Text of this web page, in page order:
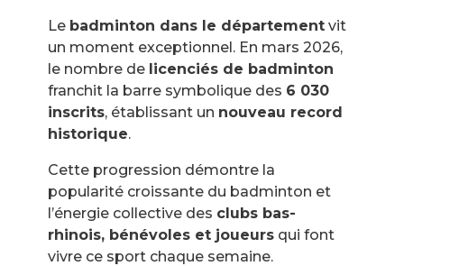
Le badminton dans le département vit
un moment exceptionnel. En mars 2026,
le nombre de licenciés de badminton
franchit la barre symbolique des 6 030
inscrits, établissant un nouveau record
historique.
Cette progression démontre la
popularité croissante du badminton et
l’énergie collective des clubs bas-
rhinois, bénévoles et joueurs qui font
vivre ce sport chaque semaine.